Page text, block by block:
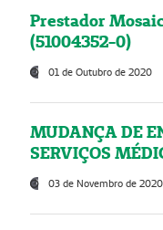
Prestador
(51004352-0)
01 de Outubro de 2020
MUDANÇA DE
SERVIÇOS
03 de Novembro de 2020